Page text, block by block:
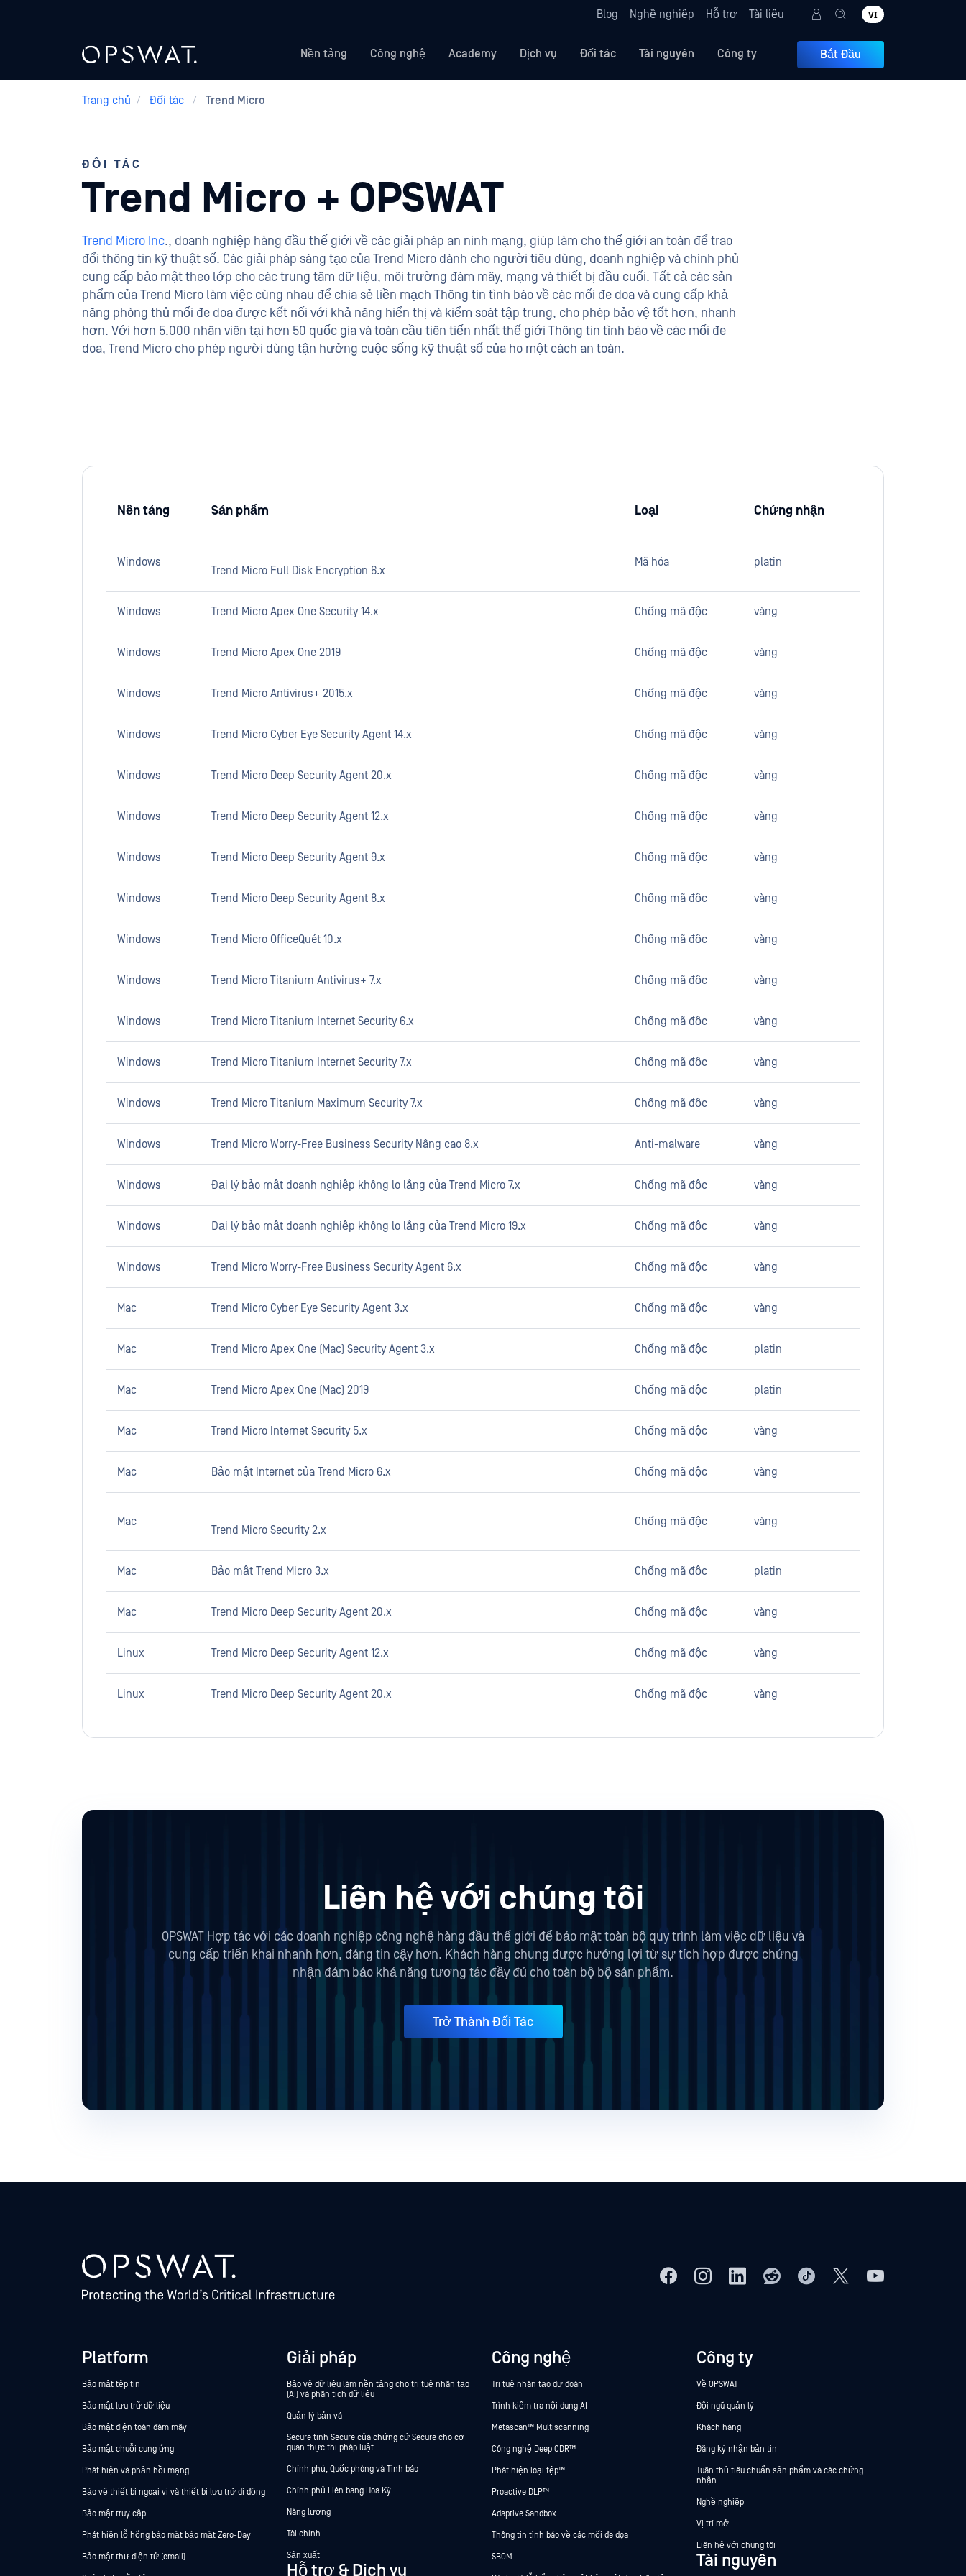
Blog Nghề nghiệp Hỗ trợ Tài liệu VI
Nền tảng Công nghệ Academy Dịch vụ Đối tác Tài nguyên Công ty Bắt Đầu
Trang chủ / Đối tác / Trend Micro
ĐỐI TÁC
Trend Micro + OPSWAT
Trend Micro Inc., doanh nghiệp hàng đầu thế giới về các giải pháp an ninh mạng, giúp làm cho thế giới an toàn để trao
đổi thông tin kỹ thuật số. Các giải pháp sáng tạo của Trend Micro dành cho người tiêu dùng, doanh nghiệp và chính phủ
cung cấp bảo mật theo lớp cho các trung tâm dữ liệu, môi trường đám mây, mạng và thiết bị đầu cuối. Tất cả các sản
phẩm của Trend Micro làm việc cùng nhau để chia sẻ liền mạch Thông tin tình báo về các mối đe dọa và cung cấp khả
năng phòng thủ mối đe dọa được kết nối với khả năng hiển thị và kiểm soát tập trung, cho phép bảo vệ tốt hơn, nhanh
hơn. Với hơn 5.000 nhân viên tại hơn 50 quốc gia và toàn cầu tiên tiến nhất thế giới Thông tin tình báo về các mối đe
dọa, Trend Micro cho phép người dùng tận hưởng cuộc sống kỹ thuật số của họ một cách an toàn.
Nền tảng Sản phẩm Loại Chứng nhận
Windows
Trend Micro Full Disk Encryption 6.x
Mã hóa platin
Windows Trend Micro Apex One Security 14.x Chống mã độc vàng
Windows Trend Micro Apex One 2019 Chống mã độc vàng
Windows Trend Micro Antivirus+ 2015.x Chống mã độc vàng
Windows Trend Micro Cyber Eye Security Agent 14.x Chống mã độc vàng
Windows Trend Micro Deep Security Agent 20.x Chống mã độc vàng
Windows Trend Micro Deep Security Agent 12.x Chống mã độc vàng
Windows Trend Micro Deep Security Agent 9.x Chống mã độc vàng
Windows Trend Micro Deep Security Agent 8.x Chống mã độc vàng
Windows Trend Micro OfficeQuét 10.x Chống mã độc vàng
Windows Trend Micro Titanium Antivirus+ 7.x Chống mã độc vàng
Windows Trend Micro Titanium Internet Security 6.x Chống mã độc vàng
Windows Trend Micro Titanium Internet Security 7.x Chống mã độc vàng
Windows Trend Micro Titanium Maximum Security 7.x Chống mã độc vàng
Windows Trend Micro Worry-Free Business Security Nâng cao 8.x Anti-malware vàng
Windows Đại lý bảo mật doanh nghiệp không lo lắng của Trend Micro 7.x Chống mã độc vàng
Windows Đại lý bảo mật doanh nghiệp không lo lắng của Trend Micro 19.x Chống mã độc vàng
Windows Trend Micro Worry-Free Business Security Agent 6.x Chống mã độc vàng
Mac Trend Micro Cyber Eye Security Agent 3.x Chống mã độc vàng
Mac Trend Micro Apex One (Mac) Security Agent 3.x Chống mã độc platin
Mac Trend Micro Apex One (Mac) 2019 Chống mã độc platin
Mac Trend Micro Internet Security 5.x Chống mã độc vàng
Mac Bảo mật Internet của Trend Micro 6.x Chống mã độc vàng
Mac
Trend Micro Security 2.x
Chống mã độc vàng
Mac Bảo mật Trend Micro 3.x Chống mã độc platin
Mac Trend Micro Deep Security Agent 20.x Chống mã độc vàng
Linux Trend Micro Deep Security Agent 12.x Chống mã độc vàng
Linux Trend Micro Deep Security Agent 20.x Chống mã độc vàng
Liên hệ với chúng tôi
OPSWAT Hợp tác với các doanh nghiệp công nghệ hàng đầu thế giới để bảo mật toàn bộ quy trình làm việc dữ liệu và
cung cấp triển khai nhanh hơn, đáng tin cậy hơn. Khách hàng chung được hưởng lợi từ sự tích hợp được chứng
nhận đảm bảo khả năng tương tác đầy đủ cho toàn bộ bộ sản phẩm.
Trở Thành Đối Tác
Platform
Bảo mật tệp tin
Bảo mật lưu trữ dữ liệu
Bảo mật điện toán đám mây
Bảo mật chuỗi cung ứng
Phát hiện và phản hồi mạng
Bảo vệ thiết bị ngoại vi và thiết bị lưu trữ di động
Bảo mật truy cập
Phát hiện lỗ hổng bảo mật bảo mật Zero-Day
Bảo mật thư điện tử (email)
Giải pháp
Bảo vệ dữ liệu làm nền tảng cho trí tuệ nhân tạo
(AI) và phân tích dữ liệu
Quản lý bản vá
Secure tính Secure của chứng cứ Secure cho cơ
quan thực thi pháp luật
Chính phủ, Quốc phòng và Tình báo
Chính phủ Liên bang Hoa Kỳ
Năng lượng
Tài chính
Sản xuất
Hỗ trợ & Dịch vụ
Công nghệ
Trí tuệ nhân tạo dự đoán
Trình kiểm tra nội dung AI
Metascan™ Multiscanning
Công nghệ Deep CDR™
Phát hiện loại tệp™
Proactive DLP™
Adaptive Sandbox
Thông tin tình báo về các mối đe dọa
SBOM
Công ty
Về OPSWAT
Đội ngũ quản lý
Khách hàng
Đăng ký nhận bản tin
Tuân thủ tiêu chuẩn sản phẩm và các chứng
nhận
Nghề nghiệp
Vị trí mở
Liên hệ với chúng tôi
Tài nguyên